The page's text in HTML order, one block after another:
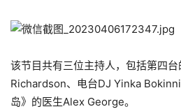
该节目共有三位主持人，包括第四
Richardson、电台DJ Yinka
岛》的医生Alex George。